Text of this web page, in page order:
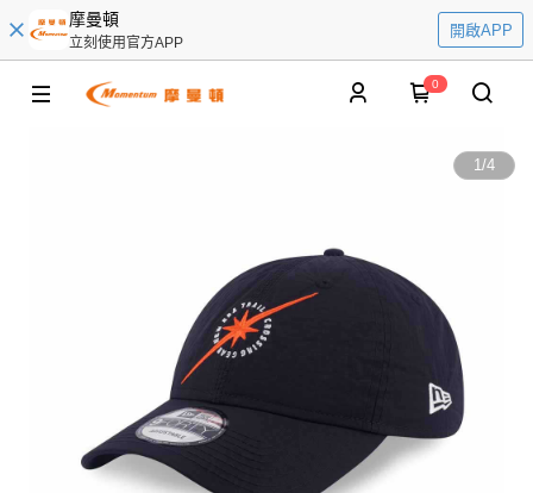
摩曼頓
立刻使用官方APP
開啟APP
0
1/4